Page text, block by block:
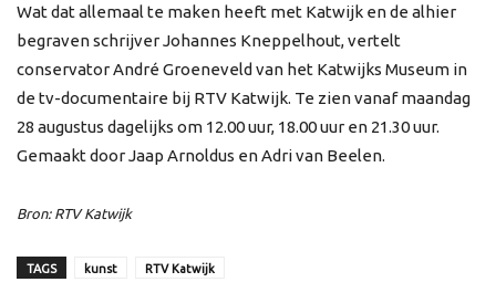
Wat dat allemaal te maken heeft met Katwijk en de alhier
begraven schrijver Johannes Kneppelhout, vertelt
conservator André Groeneveld van het Katwijks Museum in
de tv-documentaire bij RTV Katwijk. Te zien vanaf maandag
28 augustus dagelijks om 12.00 uur, 18.00 uur en 21.30 uur.
Gemaakt door Jaap Arnoldus en Adri van Beelen.
Bron: RTV Katwijk
TAGS kunst RTV Katwijk